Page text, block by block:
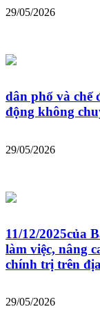
29/05/2026
dân phố và chế
động không
29/05/2026
11/12/2025của
làm việc, nâng
chính trị trên
29/05/2026